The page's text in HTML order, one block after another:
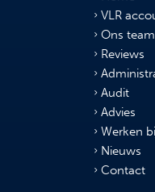
VLR
Ons team
Reviews
Audit
Advies
Werken
Nieuws
Contact